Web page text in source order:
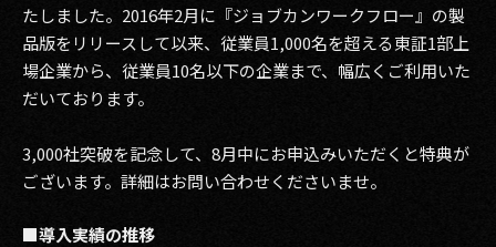
2022
2021
2019
たしました。2016年2月に『ジョブカンワークフロー』の製
品版をリリースして以来、従業員1,000名を超える東証1部上
場企業から、従業員10名以下の企業まで、幅広くご利用いた
だいております。
3,000社突破を記念して、8月中にお申込みいただくと特典が
ございます。詳細はお問い合わせくださいませ。
■導入実績の推移